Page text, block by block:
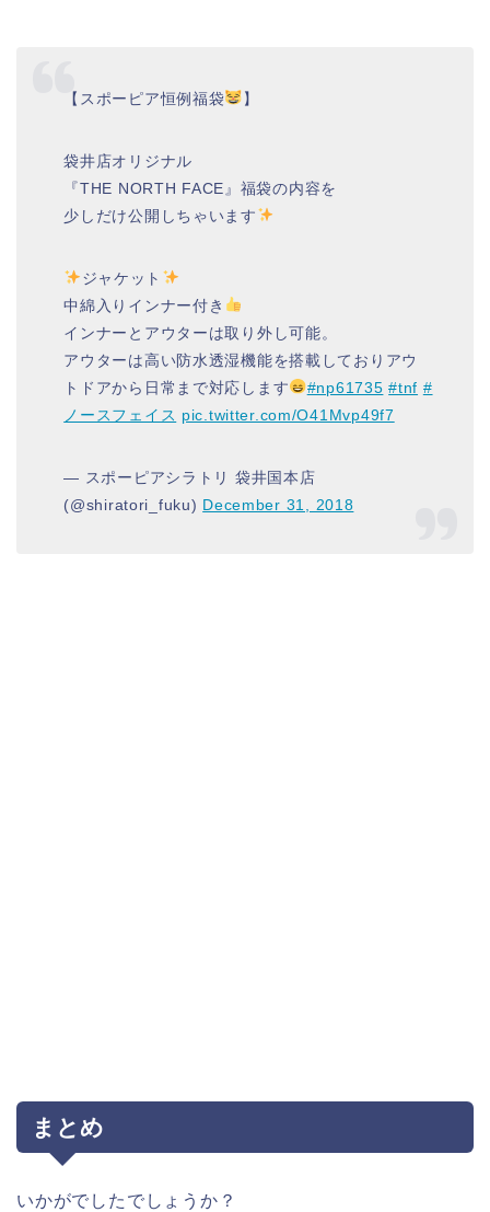
【スポーピア恒例福袋 】
袋井店オリジナル
『THE NORTH FACE』福袋の内容を
少しだけ公開しちゃいます
ジャケット
中綿入りインナー付き
インナーとアウターは取り外し可能。
アウターは高い防水透湿機能を搭載しておりアウ
トドアから日常まで対応します
#np61735 #tnf #
ノースフェイス pic.twitter.com/O41Mvp49f7
— スポーピアシラトリ 袋井国本店
(@shiratori_fuku) December 31, 2018
まとめ
いかがでしたでしょうか？